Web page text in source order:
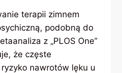
terapii zimnem
podobną do
z „PLOS One”
że częste
nawrotów lęku u